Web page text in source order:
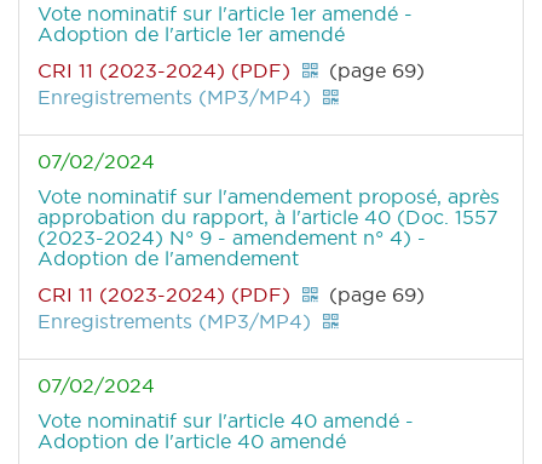
Vote nominatif sur l'article 1er amendé -
Adoption de l'article 1er amendé
CRI 11 (2023-2024) (PDF)
(page 69)
Enregistrements (MP3/MP4)
07/02/2024
Vote nominatif sur l'amendement proposé, après
approbation du rapport, à l'article 40 (Doc. 1557
(2023-2024) N° 9 - amendement n° 4) -
Adoption de l'amendement
CRI 11 (2023-2024) (PDF)
(page 69)
Enregistrements (MP3/MP4)
07/02/2024
Vote nominatif sur l'article 40 amendé -
Adoption de l'article 40 amendé